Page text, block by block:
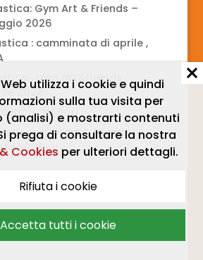
Gym Art & Friends –
2026
: camminata di aprile ,
, gym art&friends :
2026
: NAPOLI
gym art & friends ,
2026
utilizza i cookie e quindi
sulla tua visita per
(analisi) e mostrarti contenuti
prega di consultare la nostra
Cookies per ulteriori dettagli.
Rifiuta i cookie
Accetta tutti i cookie